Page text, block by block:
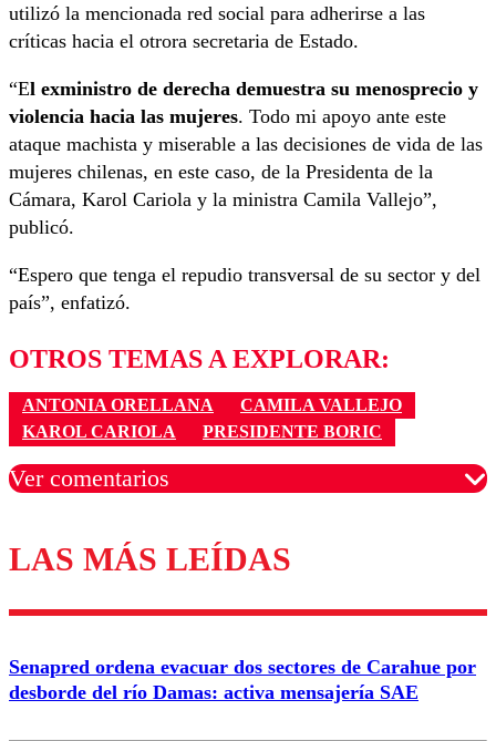
utilizó la mencionada red social para adherirse a las
críticas hacia el otrora secretaria de Estado.
“El exministro de derecha demuestra su menosprecio y
violencia hacia las mujeres. Todo mi apoyo ante este
ataque machista y miserable a las decisiones de vida de las
mujeres chilenas, en este caso, de la Presidenta de la
Cámara, Karol Cariola y la ministra Camila Vallejo”,
publicó.
“Espero que tenga el repudio transversal de su sector y del
país”, enfatizó.
OTROS TEMAS A EXPLORAR:
ANTONIA ORELLANA
CAMILA VALLEJO
KAROL CARIOLA
PRESIDENTE BORIC
Ver comentarios
Los comentarios son moderados para garantizar un
diálogo respetuoso.
Nombre
Correo
LAS MÁS LEÍDAS
Senapred ordena evacuar dos sectores de Carahue por
desborde del río Damas: activa mensajería SAE